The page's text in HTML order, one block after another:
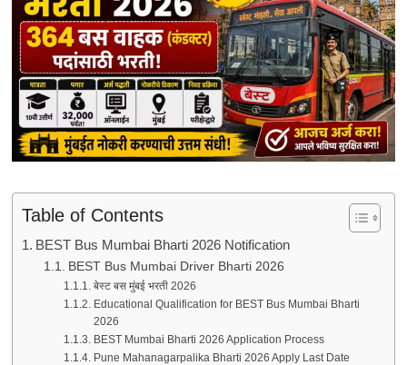
Table of Contents
BEST Bus Mumbai Bharti 2026 Notification
BEST Bus Mumbai Driver Bharti 2026
बेस्ट बस मुंबई भरती 2026
Educational Qualification for BEST Bus Mumbai Bharti
2026
BEST Mumbai Bharti 2026 Application Process
Pune Mahanagarpalika Bharti 2026 Apply Last Date